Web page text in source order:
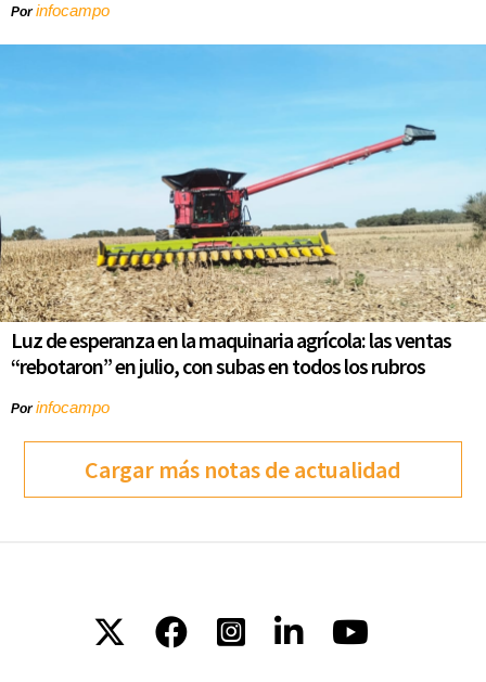
Porinfocampo
Luz de esperanza en la maquinaria agrícola: las ventas
“rebotaron” en julio, con subas en todos los rubros
Porinfocampo
Cargar más notas de actualidad